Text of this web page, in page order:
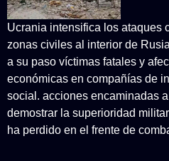
Ucrania intensifica los ataques
zonas civiles al interior de
a su paso víctimas fatales y
económicas en compañías de
social. acciones encaminadas a
demostrar la superioridad
ha perdido en el frente de